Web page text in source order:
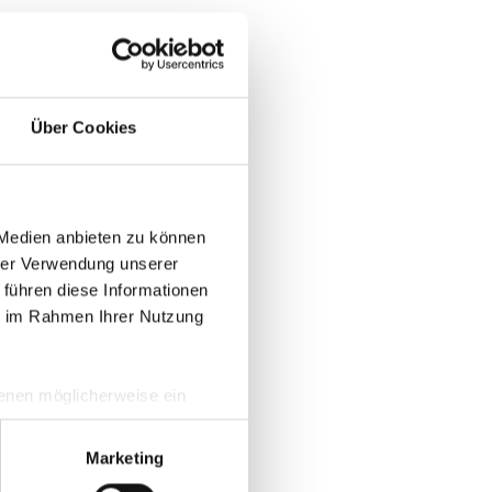
Über Cookies
anbieten zu können
Verwendung unserer
diese Informationen
Rahmen Ihrer Nutzung
möglicherweise ein
Daten in
getroffen werden.
Marketing
es
ersten
Einsatz
eines
nur